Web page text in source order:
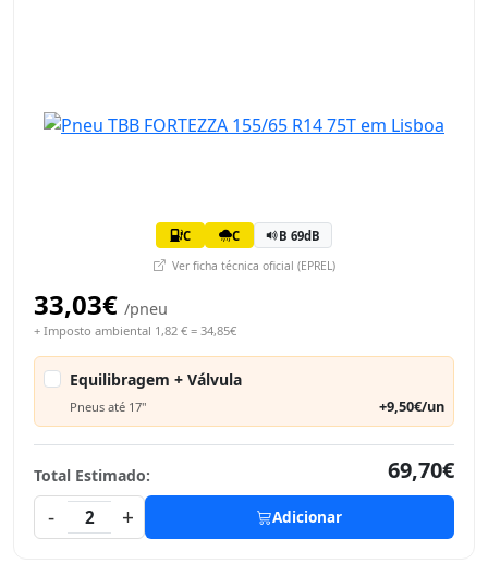
C C B 69dB
Ver ficha técnica oficial (EPREL)
33,03€ /pneu
+ Imposto ambiental 1,82 € = 34,85€
Equilibragem + Válvula
Pneus até 17" +9,50€/un
Total Estimado:
69,70€
-
2 + Adicionar